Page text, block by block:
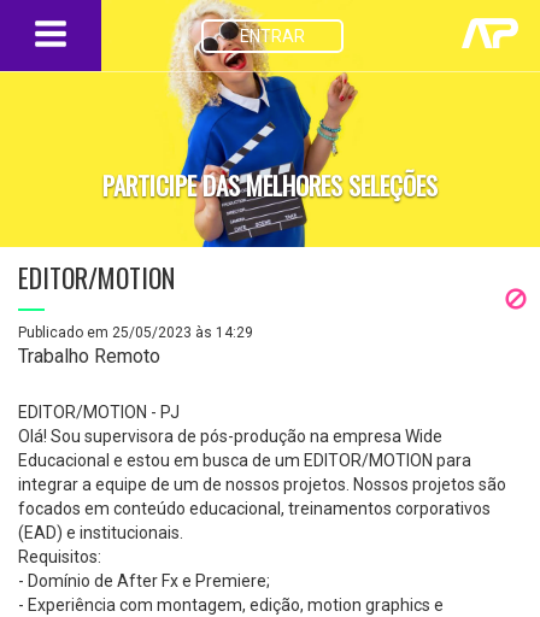
ENTRAR
PARTICIPE DAS MELHORES SELEÇÕES
EDITOR/MOTION
Publicado em 25/05/2023 às 14:29
Trabalho Remoto
EDITOR/MOTION - PJ
Olá! Sou supervisora de pós-produção na empresa Wide
Educacional e estou em busca de um EDITOR/MOTION para
integrar a equipe de um de nossos projetos. Nossos projetos são
focados em conteúdo educacional, treinamentos corporativos
(EAD) e institucionais.
Requisitos:
- Domínio de After Fx e Premiere;
- Experiência com montagem, edição, motion graphics e